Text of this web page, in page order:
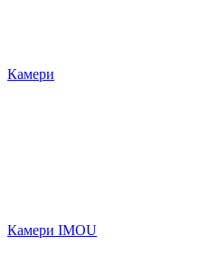
Камери
Камери IMOU